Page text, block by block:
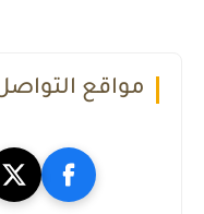
مواقع